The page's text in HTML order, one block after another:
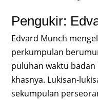
Pengukir:
Edvard Munch
perkumpulan
puluhan waktu
khasnya. Lukisan-
sekumpulan